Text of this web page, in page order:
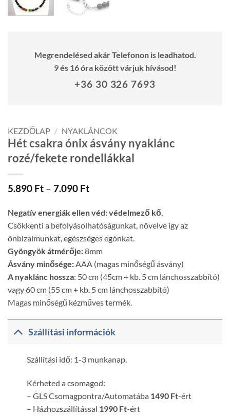
Megrendelésed akár Telefonon is leadhatod.
9 és 16 óra között várjuk hívásod!
+36 30 326 7693
KEZDŐLAP / NYAKLÁNCOK
Hét csakra ónix ásvány nyaklánc
rozé/fekete rondellákkal
5.890 Ft – 7.090 FtÁrtartomány:
7.090 Ft
Negatív energiák ellen véd: védelmező kő.
Csökkenti a befolyásolhatóságunkat, növelve így az
önbizalmunkat, egészséges egónkat.
Gyöngyök átmérője:8mm
Ásvány minősége: AAA (magas minőségű ásvány)
A nyaklánc hossza: 50 cm (45cm + kb. 5 cm lánchosszabbító)
vagy 60 cm (55 cm + kb. 5 cm lánchosszabbító)
Magas minőségű kézműves termék.
Szállítási információk
Szállítási idő: 1-3 munkanap.
Kérheted a csomagod:
– GLS Csomagpontra/Automatába 1490 Ft-ért
– Házhozszállítással 1990 Ft-ért